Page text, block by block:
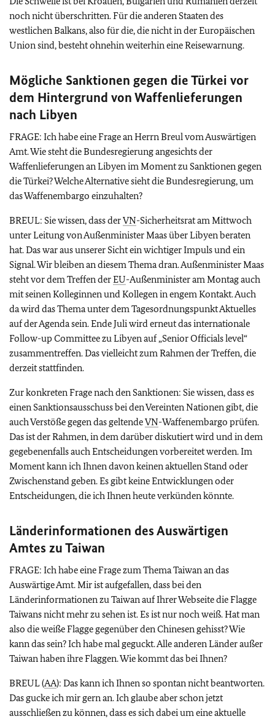
noch nicht überschritten. Für die anderen Staaten des
westlichen Balkans, also für die, die nicht in der Europäischen
Union sind, besteht ohnehin weiterhin eine Reisewarnung.
Mögliche Sanktionen gegen die Türkei vor
dem Hintergrund von Waffenlieferungen
nach Libyen
FRAGE: Ich habe eine Frage an Herrn Breul vom Auswärtigen
Amt. Wie steht die Bundesregierung angesichts der
Waffenlieferungen an Libyen im Moment zu Sanktionen gegen
die Türkei? Welche Alternative sieht die Bundesregierung, um
das Waffenembargo einzuhalten?
BREUL: Sie wissen, dass derVN-Sicherheitsrat am Mittwoch
unter Leitung von Außenminister Maas über Libyen beraten
hat. Das war aus unserer Sicht ein wichtiger Impuls und ein
Signal. Wir bleiben an diesem Thema dran. Außenminister Maas
steht vor dem Treffen derEU-Außenminister am Montag auch
mit seinen Kolleginnen und Kollegen in engem Kontakt. Auch
da wird das Thema unter dem Tagesordnungspunkt Aktuelles
auf der Agenda sein. Ende Juli wird erneut das internationale
Follow-up Committee zu Libyen auf „Senior Officials level“
zusammentreffen. Das vielleicht zum Rahmen der Treffen, die
derzeit stattfinden.
Zur konkreten Frage nach den Sanktionen: Sie wissen, dass es
einen Sanktionsausschuss bei den Vereinten Nationen gibt, die
auch Verstöße gegen das geltendeVN-Waffenembargo prüfen.
Das ist der Rahmen, in dem darüber diskutiert wird und in dem
gegebenenfalls auch Entscheidungen vorbereitet werden. Im
Moment kann ich Ihnen davon keinen aktuellen Stand oder
Zwischenstand geben. Es gibt keine Entwicklungen oder
Entscheidungen, die ich Ihnen heute verkünden könnte.
Länderinformationen des Auswärtigen
Amtes zu Taiwan
FRAGE: Ich habe eine Frage zum Thema Taiwan an das
Auswärtige Amt. Mir ist aufgefallen, dass bei den
Länderinformationen zu Taiwan auf Ihrer Webseite die Flagge
Taiwans nicht mehr zu sehen ist. Es ist nur noch weiß. Hat man
also die weiße Flagge gegenüber den Chinesen gehisst? Wie
kann das sein? Ich habe mal geguckt. Alle anderen Länder außer
Taiwan haben ihre Flaggen. Wie kommt das bei Ihnen?
BREUL (AA): Das kann ich Ihnen so spontan nicht beantworten.
Das gucke ich mir gern an. Ich glaube aber schon jetzt
ausschließen zu können, dass es sich dabei um eine aktuelle